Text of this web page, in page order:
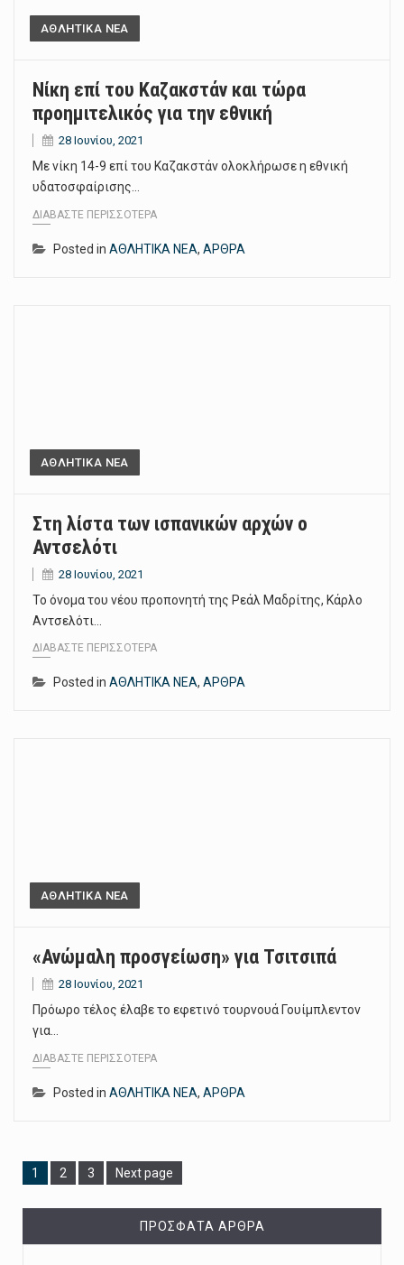
ΑΘΛΗΤΙΚΑ ΝΕΑ
Νίκη επί του Καζακστάν και τώρα
προημιτελικός για την εθνική
28 Ιουνίου, 2021
Με νίκη 14-9 επί του Καζακστάν ολοκλήρωσε η εθνική
υδατοσφαίρισης…
ΔΙΑΒΆΣΤΕ ΠΕΡΙΣΣΌΤΕΡΑ
Posted in ΑΘΛΗΤΙΚΑ ΝΕΑ, ΑΡΘΡΑ
ΑΘΛΗΤΙΚΑ ΝΕΑ
Στη λίστα των ισπανικών αρχών ο
Αντσελότι
28 Ιουνίου, 2021
Το όνομα του νέου προπονητή της Ρεάλ Μαδρίτης, Κάρλο
Αντσελότι…
ΔΙΑΒΆΣΤΕ ΠΕΡΙΣΣΌΤΕΡΑ
Posted in ΑΘΛΗΤΙΚΑ ΝΕΑ, ΑΡΘΡΑ
ΑΘΛΗΤΙΚΑ ΝΕΑ
«Ανώμαλη προσγείωση» για Τσιτσιπά
28 Ιουνίου, 2021
Πρόωρο τέλος έλαβε το εφετινό τουρνουά Γουίμπλεντον
για…
ΔΙΑΒΆΣΤΕ ΠΕΡΙΣΣΌΤΕΡΑ
Posted in ΑΘΛΗΤΙΚΑ ΝΕΑ, ΑΡΘΡΑ
Page
1 Page
2 Page
3 Next page
ΠΡΌΣΦΑΤΑ ΆΡΘΡΑ